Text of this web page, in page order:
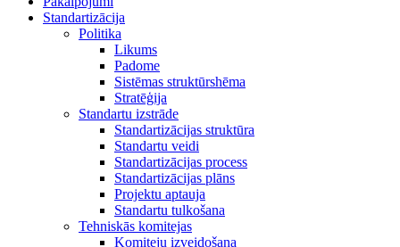
Standartizācija
Politika
Likums
Padome
Sistēmas struktūrshēma
Stratēģija
Standartu izstrāde
Standartizācijas struktūra
Standartu veidi
Standartizācijas process
Standartizācijas plāns
Projektu aptauja
Standartu tulkošana
Tehniskās komitejas
Komiteju izveidošana